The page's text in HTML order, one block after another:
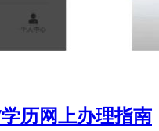
历网上办理指南